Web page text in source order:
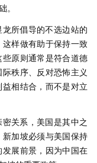
。
所倡导的不选边站的
样做有助于保持一致
原则通常是符合道德
秩序、反对恐怖主义
相结合，而不是对立
关系，美国是其中之
加坡必须与美国保持
展前景，因为中国在